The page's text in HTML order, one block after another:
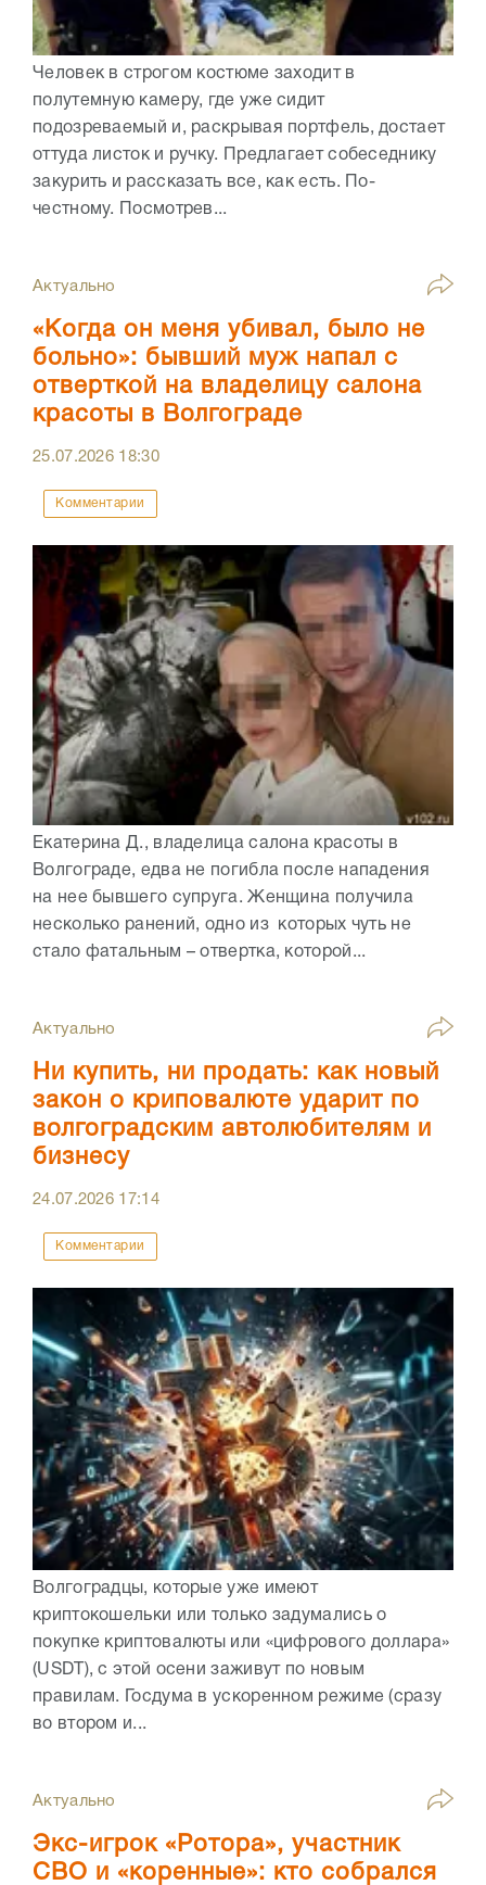
Человек в строгом костюме заходит в
полутемную камеру, где уже сидит
подозреваемый и, раскрывая портфель, достает
оттуда листок и ручку. Предлагает собеседнику
закурить и рассказать все, как есть. По-
честному. Посмотрев...
Актуально
«Когда он меня убивал, было не
больно»: бывший муж напал с
отверткой на владелицу салона
красоты в Волгограде
25.07.2026 18:30
Комментарии
Екатерина Д., владелица салона красоты в
Волгограде, едва не погибла после нападения
на нее бывшего супруга. Женщина получила
несколько ранений, одно из которых чуть не
стало фатальным – отвертка, которой...
Актуально
Ни купить, ни продать: как новый
закон о криповалюте ударит по
волгоградским автолюбителям и
бизнесу
24.07.2026 17:14
Комментарии
Волгоградцы, которые уже имеют
криптокошельки или только задумались о
покупке криптовалюты или «цифрового доллара»
(USDT), с этой осени заживут по новым
правилам. Госдума в ускоренном режиме (сразу
во втором и...
Актуально
Экс-игрок «Ротора», участник
СВО и «коренные»: кто собрался